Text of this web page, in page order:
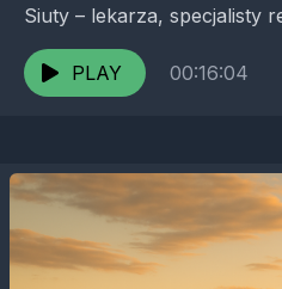
Siuty – lekarza, specjalisty
sportowej, który swoją
od wychowania fizycznego,
PLAY 00:16:04